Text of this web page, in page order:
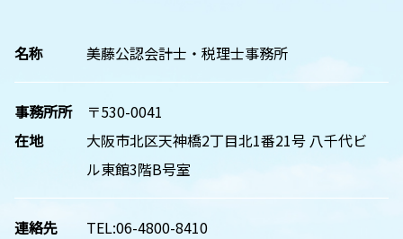
名称 美藤公認会計士・税理士事務所
事務所所
在地
〒530-0041
大阪市北区天神橋2丁目北1番21号 八千代ビ
ル東館3階B号室
連絡先 TEL:06-4800-8410